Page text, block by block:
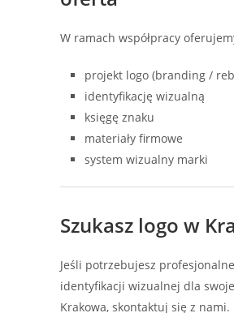
W ramach współpracy
projekt logo (branding /
identyfikację wizualną
księgę znaku
materiały firmowe
system wizualny marki
Szukasz logo w
Jeśli potrzebujesz
identyfikacji wizualnej dla
Krakowa, skontaktuj się z nami.